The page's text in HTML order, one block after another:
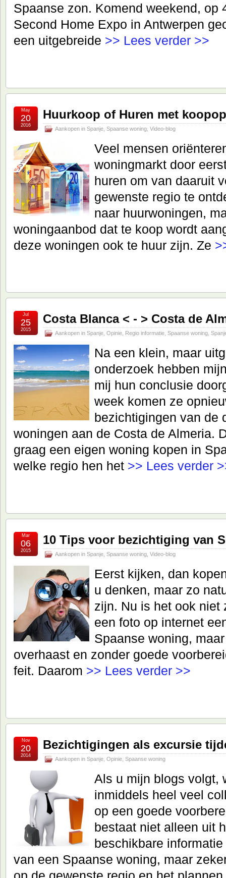
Spaanse zon. Komend weekend, op
Second Home Expo in Antwerpen
een uitgebreide >> Lees verder >>
Huurkoop of Huren met
Aankopen in Spanje Spaanse woning Video-blog
May
20
2016
Veel mensen
woningmarkt door
huren om van daaruit
gewenste regio te
naar huurwoningen,
woningaanbod dat te koop wordt
deze woningen ook te huur zijn. Ze
Costa Blanca < - > Costa de
Aankopen in Spanje Opinie Regio informatie Spaanse woning
Jul
25
2015
Na een klein, maar
onderzoek hebben
mij hun conclusie
week komen ze
bezichtigingen van de
woningen aan de Costa de Almeria.
graag een eigen woning kopen in
welke regio hen het >> Lees verder
10 Tips voor bezichtiging van
Aankopen in Spanje Spaanse woning Video-blog
Mar
06
2015
Eerst kijken, dan
u denken, maar zo
zijn. Nu is het ook niet
een foto op internet
Spaanse woning,
overhaast en zonder goede
feit. Daarom >> Lees verder >>
Bezichtigingen als excursie
Aankopen in Spanje Opinie Spaanse woning
Nov
20
2014
Als u mijn blogs volgt,
inmiddels heel veel
op een goede
bestaat niet alleen uit
beschikbare
van een Spaanse woning, maar